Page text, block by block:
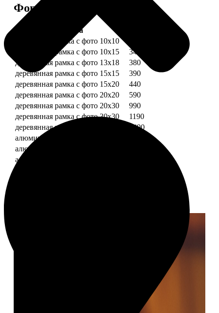
Форматы и цены
Услуга
деревянная рамка с фото 10х10
деревянная рамка с фото 10х15
340
деревянная рамка с фото 13х18
380
деревянная рамка с фото 15х15
390
деревянная рамка с фото 15х20
440
деревянная рамка с фото 20х20
590
деревянная рамка с фото 20х30
990
деревянная рамка с фото 30х30
1190
деревянная рамка с фото 30х40
1490
алюминиевая рамка с фото 10х15
алюминиевая рамка с фото 20х30
алюминиевая рамка с фото 30х40